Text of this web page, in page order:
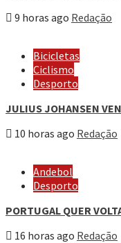
9 horas ago Redação
Bicicletas
Ciclismo
Desporto
JULIUS JOHANSEN
10 horas ago Redação
Andebol
Desporto
PORTUGAL QUER
16 horas ago Redação